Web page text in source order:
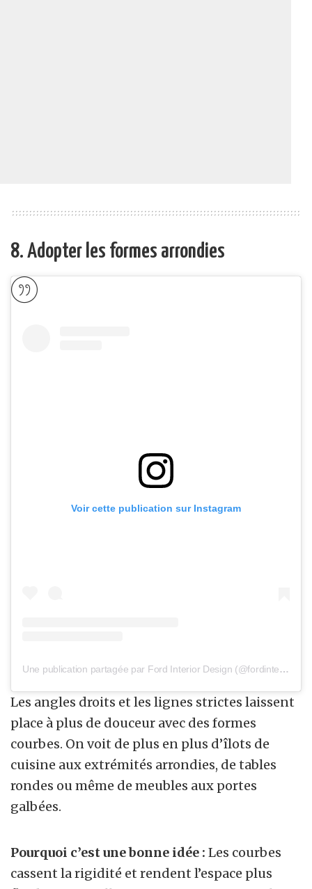
8. Adopter les formes arrondies
Voir cette publication sur Instagram
Une publication partagée par Ford Interior Design (@fordinteriordesign)
Les angles droits et les lignes strictes laissent
place à plus de douceur avec des formes
courbes. On voit de plus en plus d’îlots de
cuisine aux extrémités arrondies, de tables
rondes ou même de meubles aux portes
galbées.
Pourquoi c’est une bonne idée : Les courbes
cassent la rigidité et rendent l’espace plus